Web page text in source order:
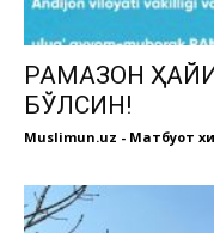
РАМАЗОН
БЎЛСИН!
Muslimun.uz - Матбуот